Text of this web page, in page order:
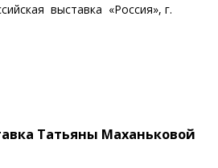
выставка «Россия», г.
Татьяны Маханьковой